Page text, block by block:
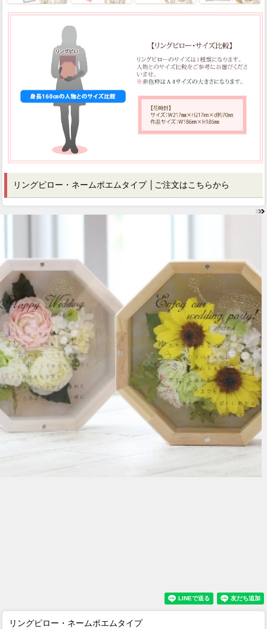
リングピロー・ネームポエムタイプ │ご注文はこちらから
リングピロー・ネームポエムタイプ